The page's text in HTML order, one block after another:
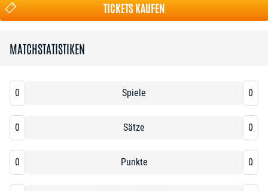
TICKETS KAUFEN
MATCHSTATISTIKEN
0 Spiele 0
0 Sätze 0
0 Punkte 0